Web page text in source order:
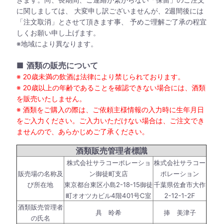
に関しましては、 大変申し訳ございませんが、2週間後には
「注文取消」とさせて頂きます事、 予めご理解ご了承の程宜
しくお願い申し上げます。
※地域により異なります。
■ 酒類の販売について
※ 20歳未満の飲酒は法律により禁じられております。
※ 20歳以上の年齢であることを確認できない場合には、酒類
を販売いたしません。
※ 酒類をご購入の際は、ご依頼主様情報の入力時に生年月日
をご入力ください。ご入力いただけない場合は、ご注文でき
ませんので、あらかじめご了承ください。
酒類販売管理者標識
販売場の名称及
び所在地
株式会社サラコーポレーショ
ン御徒町支店
東京都台東区小島2-18-15御徒
町オオツカビル4階401号C室
株式会社サラコー
ポレーション
千葉県佐倉市大作
2-12-1-2F
酒類販売管理者
の氏名
具 昤希 捧 美津子